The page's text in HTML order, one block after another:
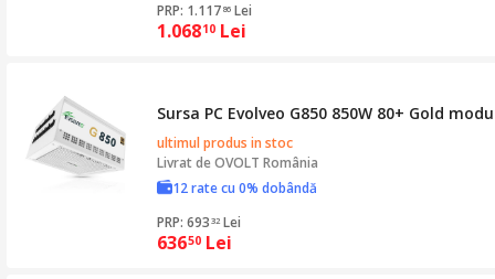
PRP: 1.117 86 Lei
1.06810 Lei
Sursa PC Evolveo G850 850W 80+ Gold
ultimul produs in stoc
Livrat deOVOLT România
12 rate cu 0% dobândă
PRP: 693 32 Lei
63650 Lei